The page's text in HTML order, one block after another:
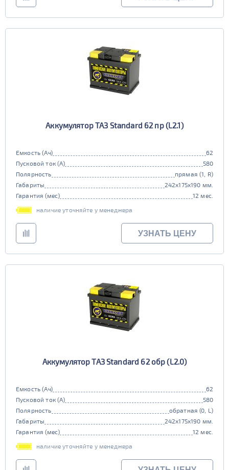
Аккумулятор ТАЗ Standard 62 пр (L2.1)
Емкость (Ач)
62
Пусковой ток (А)
580
Полярность
прямая (1, R)
Габариты
242x175x190 мм.
Гарантия (мес)
12 мес.
наличие уточняйте у менеджера
УЗНАТЬ ЦЕНУ
Аккумулятор ТАЗ Standard 62 обр (L2.0)
Емкость (Ач)
62
Пусковой ток (А)
580
Полярность
обратная (0, L)
Габариты
242x175x190 мм.
Гарантия (мес)
12 мес.
наличие уточняйте у менеджера